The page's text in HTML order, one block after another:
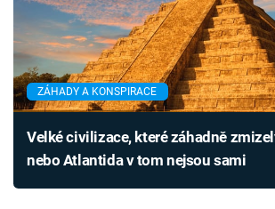
ZÁHADY A KONSPIRACE
Velké civilizace, které záhadně
nebo Atlantida v tom nejsou sami